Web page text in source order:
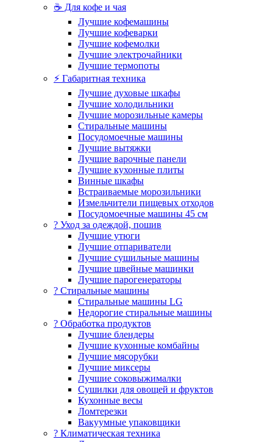
☕ Для кофе и чая
Лучшие кофемашины
Лучшие кофеварки
Лучшие кофемолки
Лучшие электрочайники
Лучшие термопоты
⚡ Габаритная техника
Лучшие духовые шкафы
Лучшие холодильники
Лучшие морозильные камеры
Стиральные машины
Посудомоечные машины
Лучшие вытяжки
Лучшие варочные панели
Лучшие кухонные плиты
Винные шкафы
Встраиваемые морозильники
Измельчители пищевых отходов
Посудомоечные машины 45 см
? Уход за одеждой, пошив
Лучшие утюги
Лучшие отпариватели
Лучшие сушильные машины
Лучшие швейные машинки
Лучшие парогенераторы
? Стиральные машины
Стиральные машины LG
Недорогие стиральные машины
? Обработка продуктов
Лучшие блендеры
Лучшие кухонные комбайны
Лучшие мясорубки
Лучшие миксеры
Лучшие соковыжималки
Сушилки для овощей и фруктов
Кухонные весы
Ломтерезки
Вакуумные упаковщики
?️ Климатическая техника